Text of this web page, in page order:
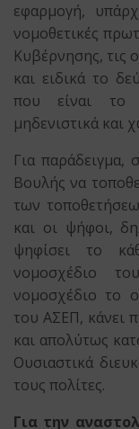
εφαρμογή,
νομοθετικές
Κυβέρνησης, τις
και ειδικά το
που είναι το
μηδενιστικά και
Για παράδειγμα,
Βουλής να
των
και οι ψήφοι,
ψηφίσει το
νομοσχέδιο
νομοσχέδιο το
του ΑΣΕΠ, κάνει
και απολύτως
Ουσιαστικά
τους πολίτες.
Για την